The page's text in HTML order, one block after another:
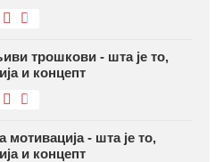
трошкови - шта је то,
и концепт
мотивација - шта је то,
и концепт